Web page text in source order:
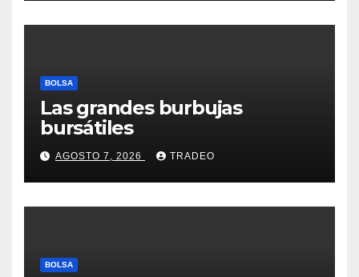
BOLSA
Las grandes burbujas
bursátiles
AGOSTO 7, 2026 TRADEO
BOLSA